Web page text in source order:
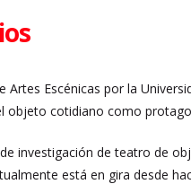
Artes Escénicas por la
objeto cotidiano como
investigación de teatro de
está en gira desde